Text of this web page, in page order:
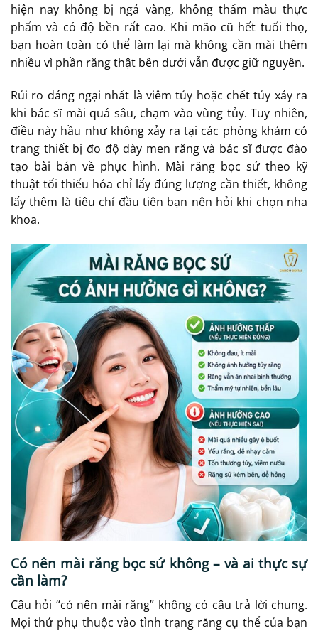
hiện nay không bị ngả vàng, không thấm màu thực
phẩm và có độ bền rất cao. Khi mão cũ hết tuổi thọ,
bạn hoàn toàn có thể làm lại mà không cần mài thêm
nhiều vì phần răng thật bên dưới vẫn được giữ nguyên.
Rủi ro đáng ngại nhất là viêm tủy hoặc chết tủy xảy ra
khi bác sĩ mài quá sâu, chạm vào vùng tủy. Tuy nhiên,
điều này hầu như không xảy ra tại các phòng khám có
trang thiết bị đo độ dày men răng và bác sĩ được đào
tạo bài bản về phục hình. Mài răng bọc sứ theo kỹ
thuật tối thiểu hóa chỉ lấy đúng lượng cần thiết, không
lấy thêm là tiêu chí đầu tiên bạn nên hỏi khi chọn nha
khoa.
Có nên mài răng bọc sứ không – và ai thực sự
cần làm?
Câu hỏi “có nên mài răng” không có câu trả lời chung.
Mọi thứ phụ thuộc vào tình trạng răng cụ thể của bạn